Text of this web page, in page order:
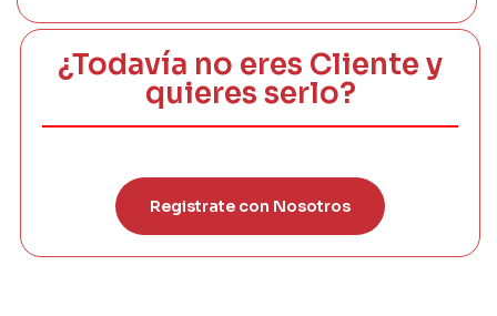
¿Todavía no eres Cliente y
quieres serlo?
Registrate con Nosotros